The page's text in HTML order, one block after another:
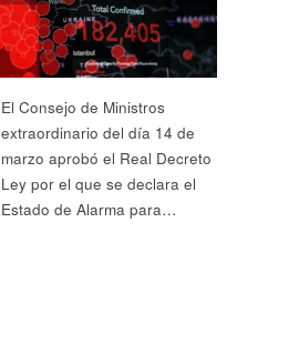
El Consejo de Ministros
extraordinario del día 14 de
marzo aprobó el Real Decreto
Ley por el que se declara el
Estado de Alarma para…